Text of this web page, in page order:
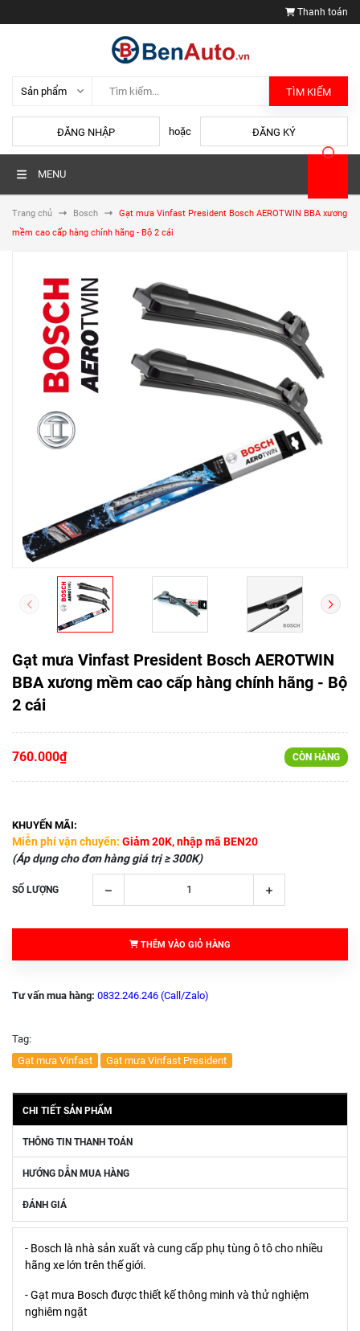
Thanh toán
TÌM KIẾM
ĐĂNG NHẬP hoặc ĐĂNG KÝ
MENU
Trang chủ Bosch
Gạt mưa Vinfast President Bosch AEROTWIN BBA xương
mềm cao cấp hàng chính hãng - Bộ 2 cái
Gạt mưa Vinfast President Bosch AEROTWIN
BBA xương mềm cao cấp hàng chính hãng - Bộ
2 cái
760.000₫ CÒN HÀNG
KHUYẾN MÃI:
Miễn phí vận chuyển: Giảm 20K, nhập mã BEN20
(Áp dụng cho đơn hàng giá trị ≥ 300K)
SỐ LƯỢNG
THÊM VÀO GIỎ HÀNG
Tư vấn mua hàng: 0832.246.246 (Call/Zalo)
Tag:
Gạt mưa Vinfast
Gạt mưa Vinfast President
CHI TIẾT SẢN PHẨM
THÔNG TIN THANH TOÁN
HƯỚNG DẪN MUA HÀNG
ĐÁNH GIÁ
- Bosch là nhà sản xuất và cung cấp phụ tùng ô tô cho nhiều
hãng xe lớn trên thế giới.
- Gạt mưa Bosch được thiết kế thông minh và thử nghiệm
nghiêm ngặt